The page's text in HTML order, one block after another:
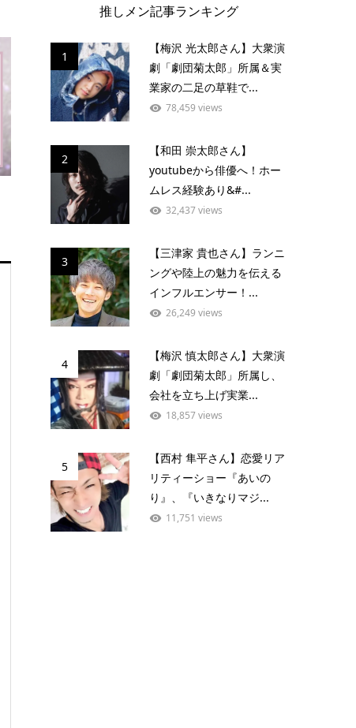
推しメン記事ランキング
1
【梅沢 光太郎さん】大衆演
劇「劇団菊太郎」所属＆実
業家の二足の草鞋で...
78,459 views
2
【和田 崇太郎さん】
youtubeから俳優へ！ホー
ムレス経験あり&#...
32,437 views
3
【三津家 貴也さん】ランニ
ングや陸上の魅力を伝える
インフルエンサー！...
26,249 views
4
【梅沢 慎太郎さん】大衆演
劇「劇団菊太郎」所属し、
会社を立ち上げ実業...
18,857 views
5
【西村 隼平さん】恋愛リア
リティーショー『あいの
り』、『いきなりマジ...
11,751 views